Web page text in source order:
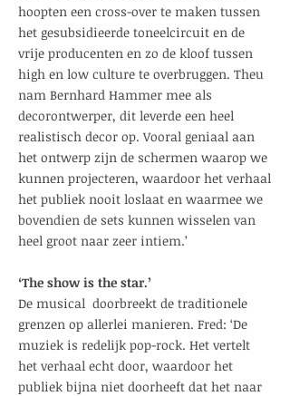
hoopten een cross-over te maken tussen
het gesubsidieerde toneelcircuit en de
vrije producenten en zo de kloof tussen
high en low culture te overbruggen. Theu
nam Bernhard Hammer mee als
decorontwerper, dit leverde een heel
realistisch decor op. Vooral geniaal aan
het ontwerp zijn de schermen waarop we
kunnen projecteren, waardoor het verhaal
het publiek nooit loslaat en waarmee we
bovendien de sets kunnen wisselen van
heel groot naar zeer intiem.’
‘The show is the star.’
De musical doorbreekt de traditionele
grenzen op allerlei manieren. Fred: ‘De
muziek is redelijk pop-rock. Het vertelt
het verhaal echt door, waardoor het
publiek bijna niet doorheeft dat het naar